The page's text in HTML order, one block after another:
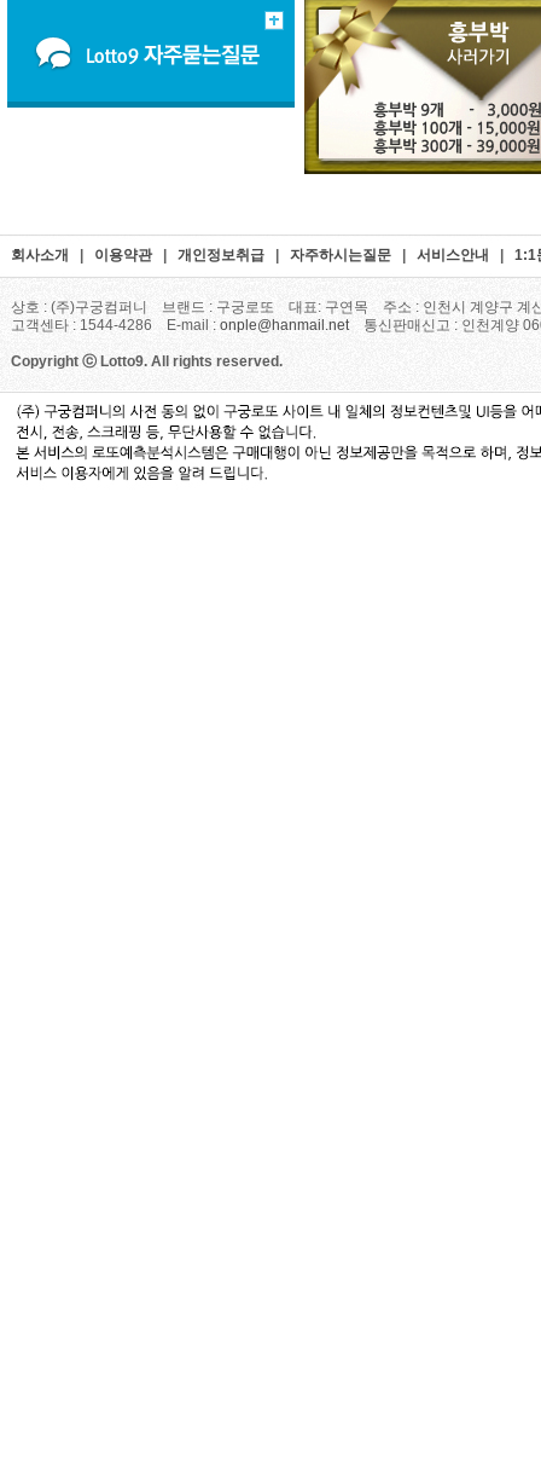
회사소개 이용약관| 개인정보취급 자주하시는질문 서비스안내 1:1
상호 : (주)구궁컴퍼니 브랜드 : 구궁로또 대표: 구연목 주소 : 인천시 계양구 계
고객센타 : 1544-4286 E-mail : onple@hanmail.net통신판매신고 : 인천계양
Copyright ⓒ Lotto9. All rights reserved.